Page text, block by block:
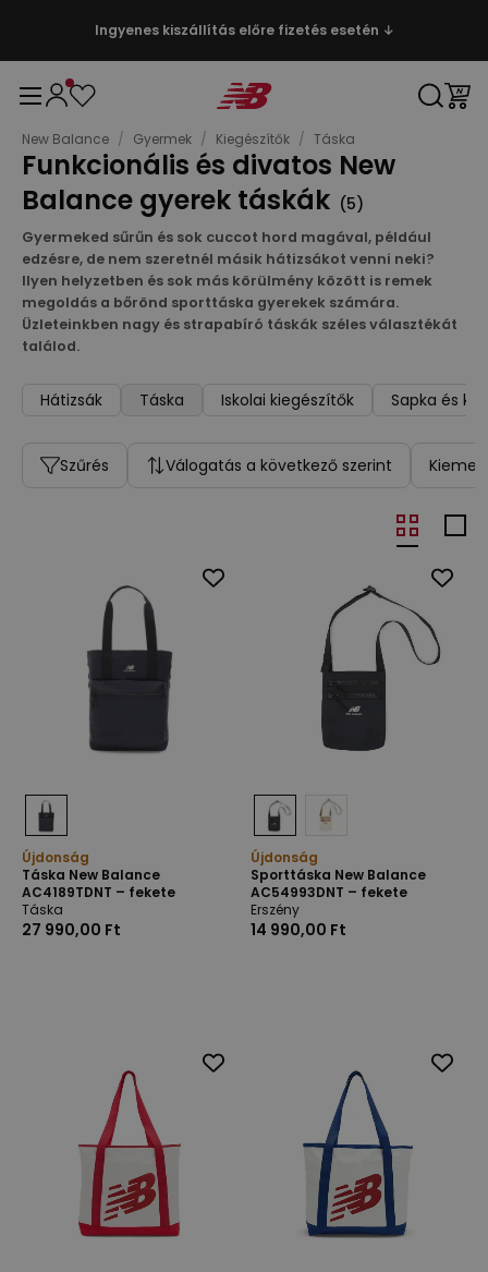
Ingyenes kiszállítás előre fizetés esetén ↓
New Balance / Gyermek / Kiegészítők / Táska
Funkcionális és divatos New
Balance gyerek táskák (5)
Gyermeked sűrűn és sok cuccot hord magával, például
edzésre, de nem szeretnél másik hátizsákot venni neki?
Ilyen helyzetben és sok más körülmény között is remek
megoldás a bőrönd sporttáska gyerekek számára.
Üzleteinkben nagy és strapabíró táskák széles választékát
találod.
Hátizsák Táska Iskolai kiegészítők Sapka és
Szűrés Válogatás a következő szerint
Újdonság
Táska New Balance
AC4189TDNT – fekete
Táska
27 990,00 Ft
Újdonság
Sporttáska New Balance
AC54993DNT – fekete
Erszény
14 990,00 Ft